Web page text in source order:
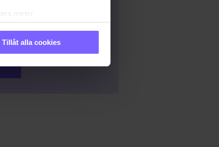
meter
. Du kan ändra
Tillåt alla cookies